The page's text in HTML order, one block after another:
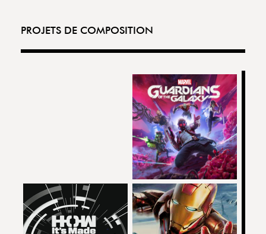
PROJETS DE COMPOSITION